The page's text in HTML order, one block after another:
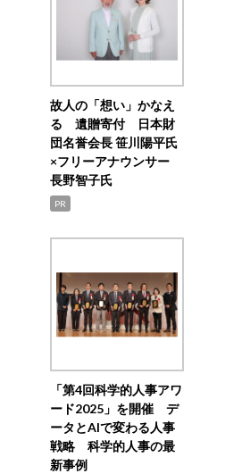
故人の「想い」かなえ
る 遺贈寄付 日本財
団名誉会長 笹川陽平氏
×フリーアナウンサー
長野智子氏
PR
「第4回科学的人事アワ
ード2025」を開催 デ
ータとAIで変わる人事
戦略 科学的人事の最
新事例